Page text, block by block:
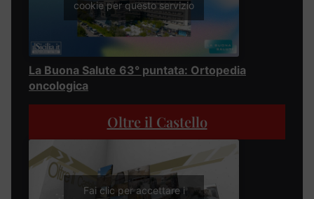
cookie per questo servizio
La Buona Salute 63° puntata: Ortopedia
oncologica
Oltre il Castello
Fai clic per accettare i